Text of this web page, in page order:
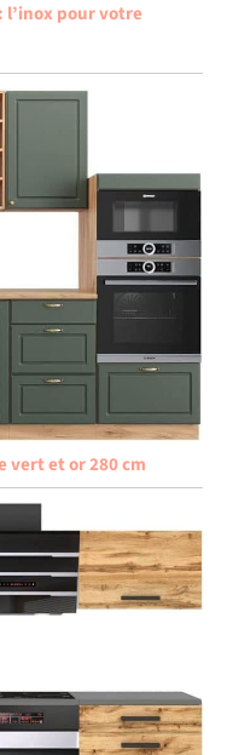
l’inox pour votre
vert et or 280 cm